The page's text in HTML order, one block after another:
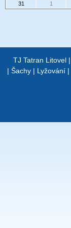
31
1
TJ Tatran Litovel |
| Šachy| Lyžování|